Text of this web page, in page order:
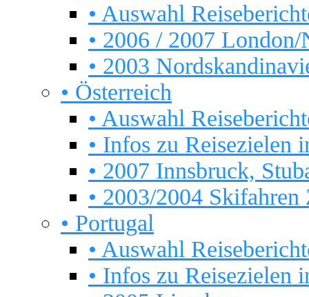
• Auswahl
• 2006 / 2007
• 2003
• Österreich
• Auswahl
• Infos zu Reisezielen
• 2007 Innsbruck,
• 2003/2004
• Portugal
• Auswahl
• Infos zu Reisezielen